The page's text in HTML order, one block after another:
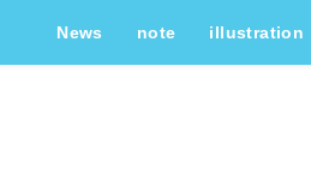
News note illustration